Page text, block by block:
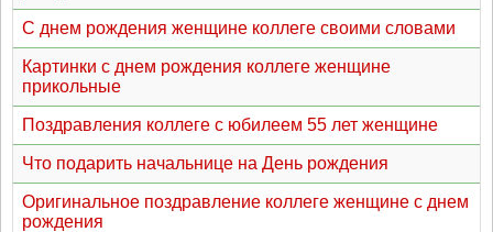
С днем рождения женщине коллеге своими словами
Картинки с днем рождения коллеге женщине
прикольные
Поздравления коллеге с юбилеем 55 лет женщине
Что подарить начальнице на День рождения
Оригинальное поздравление коллеге женщине с днем
рождения